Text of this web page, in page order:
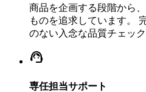
商品を企画する段階から
ものを追求しています。
のない入念な品質チェッ
support_agent
専任担当サポート